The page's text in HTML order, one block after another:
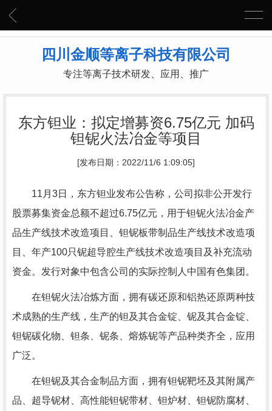
四川金顺等离子科技有限公司
专注等离子技术研发、应用、推广
东方钽业：拟定增募资6.75亿元 加码
钽铌火法冶金等项目
[发布日期：2022/11/6 1:09:05]
11月3日，东方钽业发布公告称，公司拟非公开发行
股票募集资金总额不超过6.75亿元，用于钽铌火法冶金产
品生产线技术改造项目、钽铌板带制品生产线技术改造项
目、年产100只铌超导腔生产线技术改造项目及补充流动
资金。发行对象中包含公司的实际控制人中国有色集团。
在钽铌火法冶炼方面，拥有碳还原和铝热还原两种技
术成熟的生产线，生产的钽及其合金锭、铌及其合金锭、
钽铌碳化物、钽条、铌条、熔炼铌等产品种类齐全，应用
广泛。
在钽铌及其合金制品方面，拥有钽铌靶坯及其附属产
品、超导铌材、高性能钽铌带材、钽炉材、钽铌防腐材、